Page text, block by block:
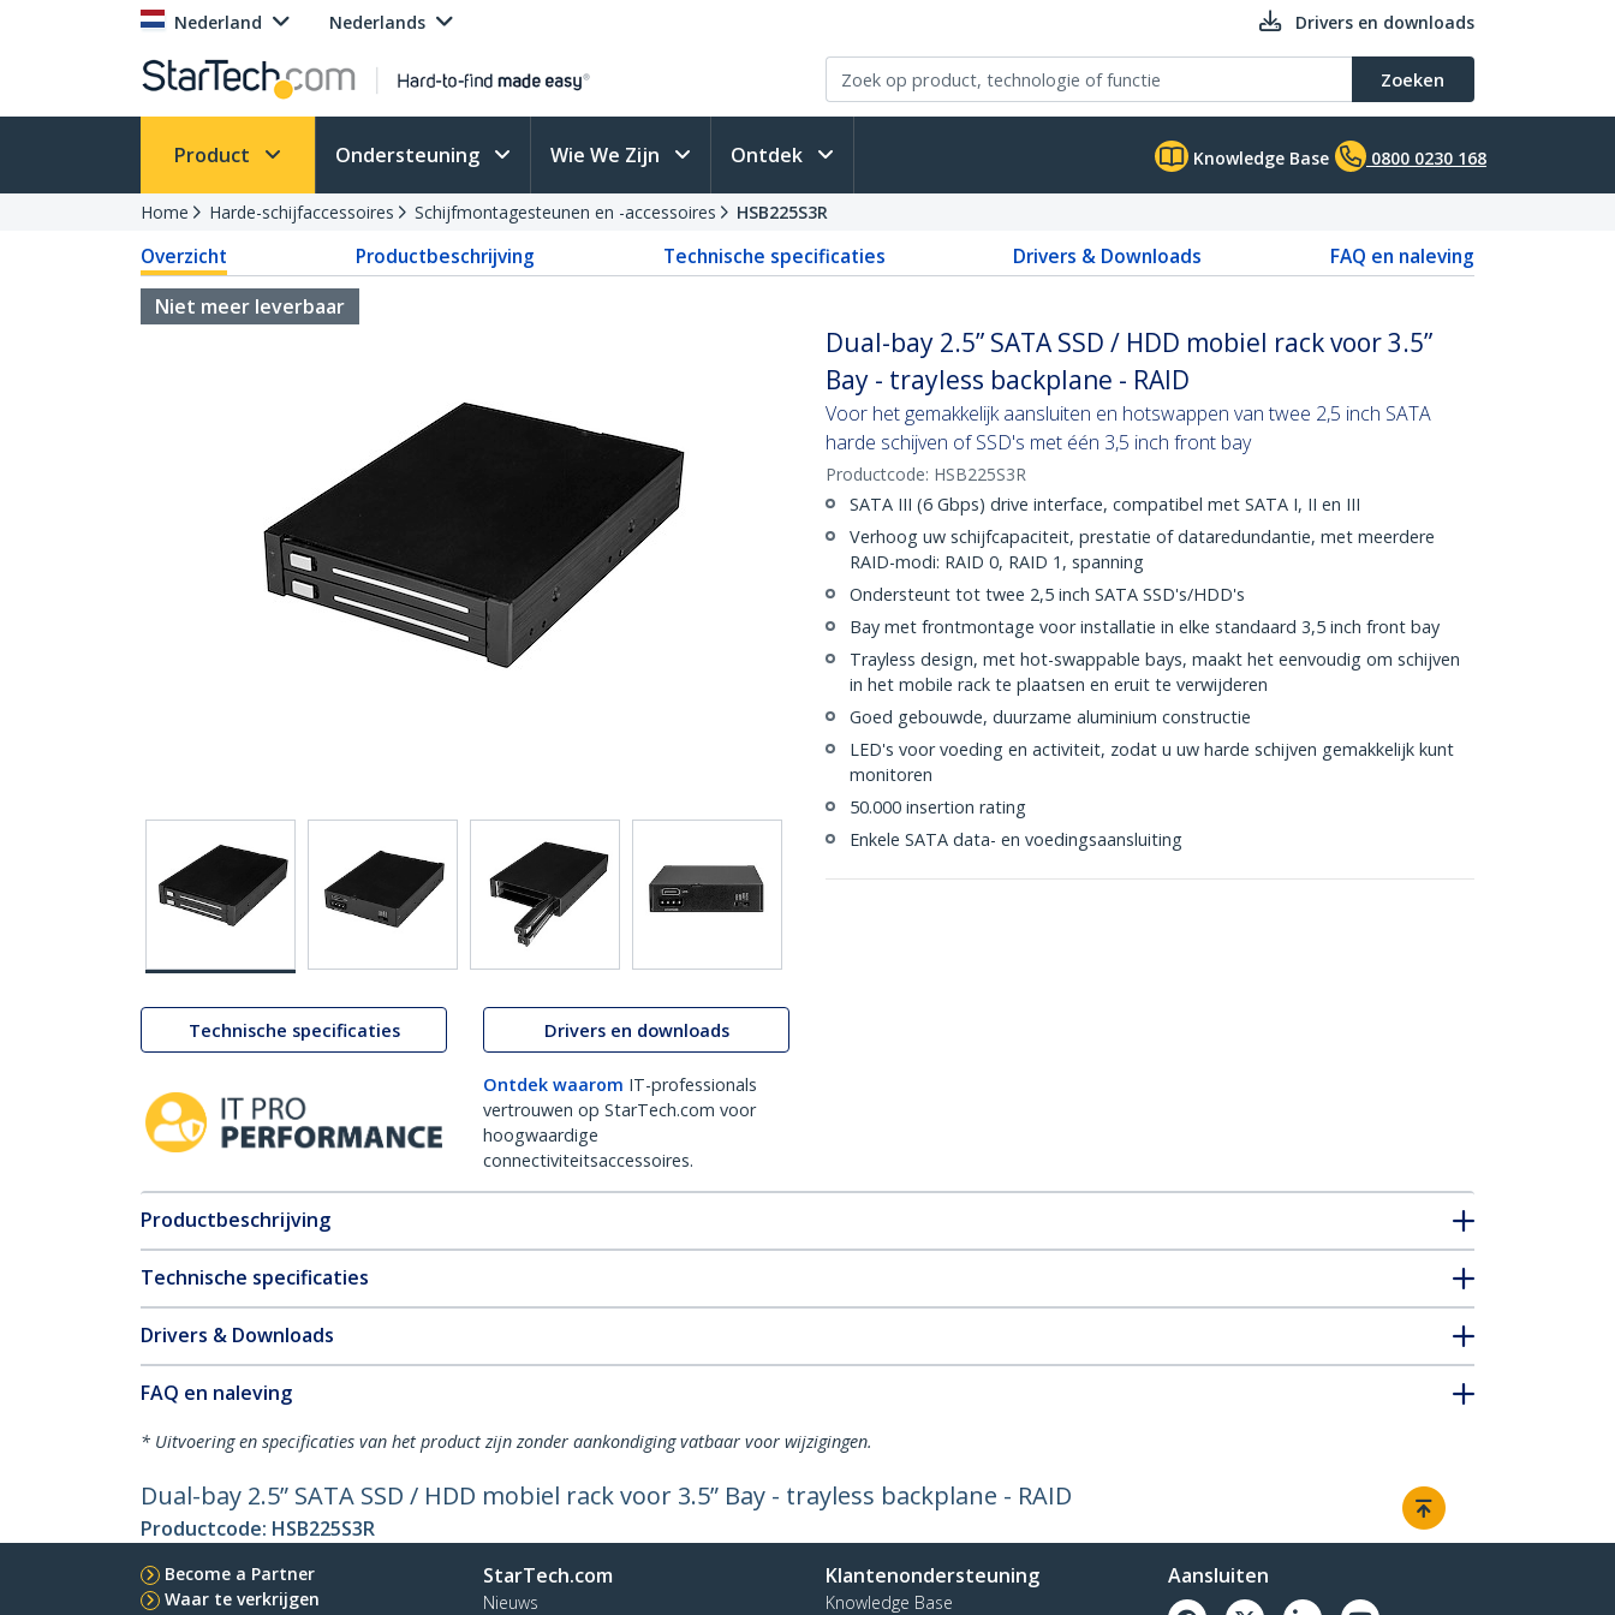
Nederland Nederlands Drivers en downloads
Zoeken
Product Ondersteuning Wie We Zijn Ontdek Knowledge Base 0800 0230 168
Home Harde-schijfaccessoires Schijfmontagesteunen en -accessoires HSB225S3R
Overzicht Productbeschrijving Technische specificaties Drivers & Downloads
FAQ en naleving
Niet meer leverbaar
Technische specificaties Drivers en downloads
Ontdek waarom IT-professionals
vertrouwen op StarTech.com voor
hoogwaardige
connectiviteitsaccessoires.
Dual-bay 2.5” SATA SSD / HDD mobiel rack voor 3.5”
Bay - trayless backplane - RAID
Voor het gemakkelijk aansluiten en hotswappen van twee 2,5 inch SATA
harde schijven of SSD's met één 3,5 inch front bay
Productcode: HSB225S3R
SATA III (6 Gbps) drive interface, compatibel met SATA I, II en III
Verhoog uw schijfcapaciteit, prestatie of dataredundantie, met meerdere
RAID-modi: RAID 0, RAID 1, spanning
Ondersteunt tot twee 2,5 inch SATA SSD's/HDD's
Bay met frontmontage voor installatie in elke standaard 3,5 inch front bay
Trayless design, met hot-swappable bays, maakt het eenvoudig om schijven
in het mobile rack te plaatsen en eruit te verwijderen
Goed gebouwde, duurzame aluminium constructie
LED's voor voeding en activiteit, zodat u uw harde schijven gemakkelijk kunt
monitoren
50.000 insertion rating
Enkele SATA data- en voedingsaansluiting
Productbeschrijving
Technische specificaties
Drivers & Downloads
FAQ en naleving
* Uitvoering en specificaties van het product zijn zonder aankondiging vatbaar voor wijzigingen.
Dual-bay 2.5” SATA SSD / HDD mobiel rack voor 3.5” Bay - trayless backplane - RAID
Productcode: HSB225S3R
Become a Partner
Waar te verkrijgen
StarTech.com
Nieuws
Klantenondersteuning
Knowledge Base
Aansluiten